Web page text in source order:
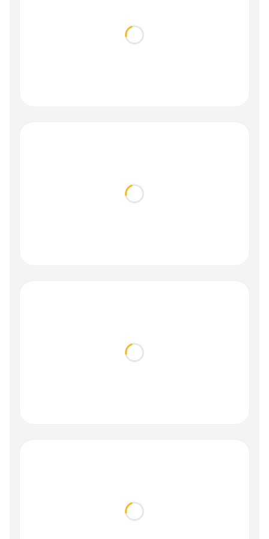
Loading...
Loading...
Loading...
Loading...